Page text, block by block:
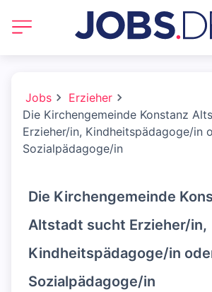
Jobs
Erzieher
Die Kirchengemeinde Konstanz
Erzieher/in, Kindheitspädagoge/in
Sozialpädagoge/in
Die Kirchengemeinde
Altstadt sucht Erzieher/in,
Kindheitspädagoge/in
Sozialpädagoge/in